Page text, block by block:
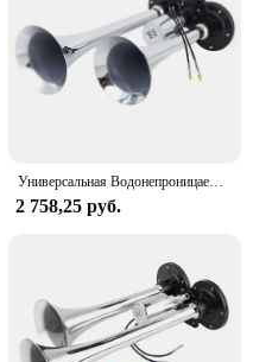
Универсальная Водонепроницаемая двойная труба, 12 В, 24 В, 150 дБ
2 758,25 руб.